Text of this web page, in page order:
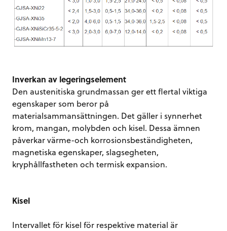
Inverkan av legeringselement
Den austenitiska grundmassan ger ett flertal viktiga
egenskaper som beror på
materialsammansättningen. Det gäller i synnerhet
krom, mangan, molybden och kisel. Dessa ämnen
påverkar värme-och korrosionsbeständigheten,
magnetiska egenskaper, slagsegheten,
kryphållfastheten och termisk expansion.
Kisel
Intervallet för kisel för respektive material är